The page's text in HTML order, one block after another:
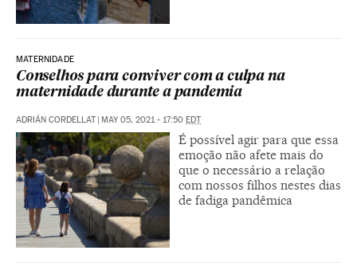
MATERNIDADE
Conselhos para conviver com a culpa na
maternidade durante a pandemia
ADRIÁN CORDELLAT | MAY 05, 2021 - 17:50 EDT
É possível agir para que essa
emoção não afete mais do
que o necessário a relação
com nossos filhos nestes dias
de fadiga pandêmica